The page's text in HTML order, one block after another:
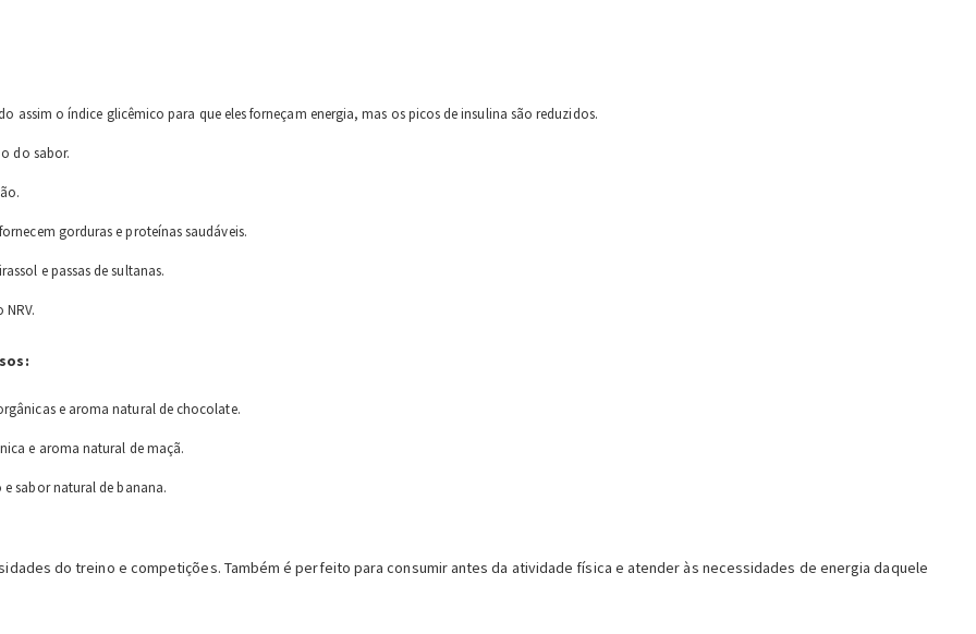
o índice glicêmico para que eles forneçam energia, mas os picos de insulina são reduzidos.
do sabor.
gorduras e proteínas saudáveis.
e passas de sultanas.
e aroma natural de chocolate.
e aroma natural de maçã.
sabor natural de banana.
do treino e competições. Também é perfeito para consumir antes da atividade física e atender às necessidades de energia daquele